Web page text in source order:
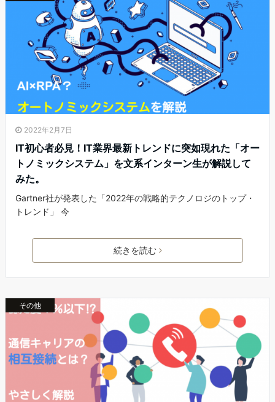
2022年2月7日
IT初心者必見！IT業界最新トレンドに突如現れた「オー
トノミックシステム」を文系インターン生が解説して
みた。
Gartner社が発表した「2022年の戦略的テクノロジのトップ・
トレンド」 今
続きを読む
その他